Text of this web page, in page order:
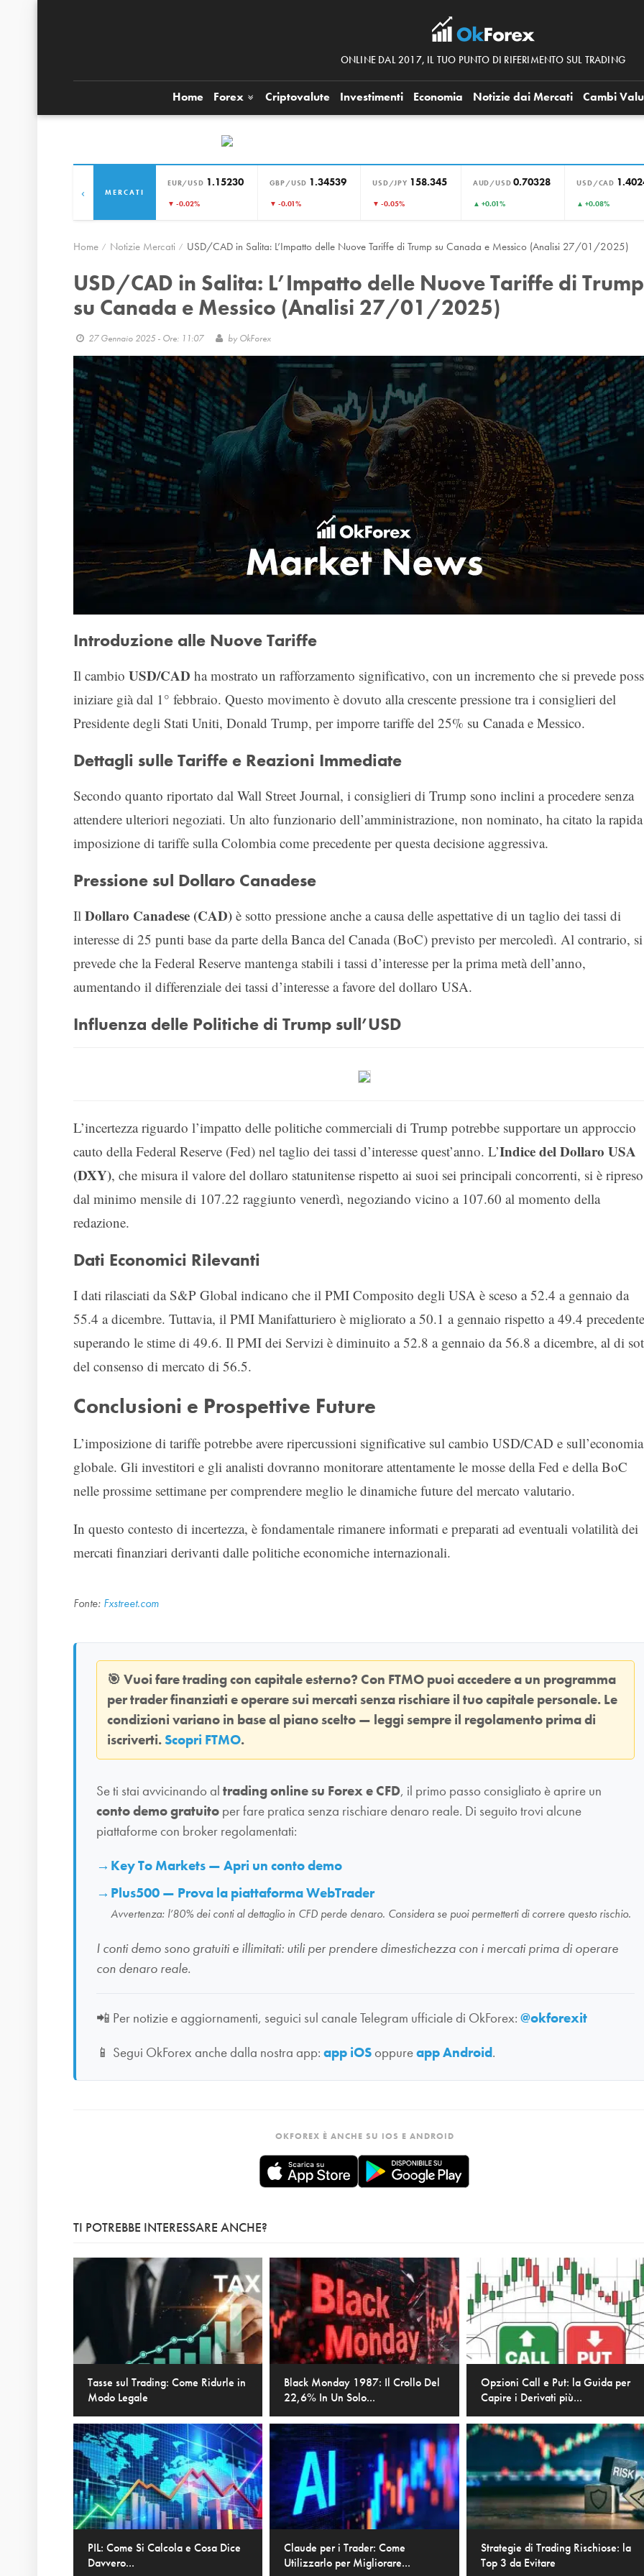
ONLINE DAL 2017, IL TUO PUNTO DI RIFERIMENTO SUL TRADING
Home Forex Criptovalute Investimenti Economia Notizie dai Mercati Cambi
MERCATI
EUR/USD 1.15230
▼ -0.02%
GBP/USD 1.34539
▼ -0.01%
USD/JPY 158.345
▼ -0.05%
AUD/USD 0.70328
▲ +0.01%
USD/CAD
▲ +0.08%
‹
Home Notizie Mercati USD/CAD in Salita: L’Impatto delle Nuove Tariffe di Trump su Canada e Messico (Analisi 27/01/2025)
USD/CAD in Salita: L’Impatto delle Nuove Tariffe di Trump
su Canada e Messico (Analisi 27/01/2025)
27 Gennaio 2025 - Ore: 11:07 by OkForex
Introduzione alle Nuove Tariffe
Il cambio USD/CAD ha mostrato un rafforzamento significativo, con un incremento che si prevede
iniziare già dal 1° febbraio. Questo movimento è dovuto alla crescente pressione tra i consiglieri del
Presidente degli Stati Uniti, Donald Trump, per imporre tariffe del 25% su Canada e Messico.
Dettagli sulle Tariffe e Reazioni Immediate
Secondo quanto riportato dal Wall Street Journal, i consiglieri di Trump sono inclini a procedere senza
attendere ulteriori negoziati. Un alto funzionario dell’amministrazione, non nominato, ha citato la rapida
imposizione di tariffe sulla Colombia come precedente per questa decisione aggressiva.
Pressione sul Dollaro Canadese
Il Dollaro Canadese (CAD) è sotto pressione anche a causa delle aspettative di un taglio dei tassi di
interesse di 25 punti base da parte della Banca del Canada (BoC) previsto per mercoledì. Al contrario, si
prevede che la Federal Reserve mantenga stabili i tassi d’interesse per la prima metà dell’anno,
aumentando il differenziale dei tassi d’interesse a favore del dollaro USA.
Influenza delle Politiche di Trump sull’USD
L’incertezza riguardo l’impatto delle politiche commerciali di Trump potrebbe supportare un approccio
cauto della Federal Reserve (Fed) nel taglio dei tassi d’interesse quest’anno. L’Indice del Dollaro USA
(DXY), che misura il valore del dollaro statunitense rispetto ai suoi sei principali concorrenti, si è ripreso
dal minimo mensile di 107.22 raggiunto venerdì, negoziando vicino a 107.60 al momento della
redazione.
Dati Economici Rilevanti
I dati rilasciati da S&P Global indicano che il PMI Composito degli USA è sceso a 52.4 a gennaio da
55.4 a dicembre. Tuttavia, il PMI Manifatturiero è migliorato a 50.1 a gennaio rispetto a 49.4
superando le stime di 49.6. Il PMI dei Servizi è diminuito a 52.8 a gennaio da 56.8 a dicembre, al di
del consenso di mercato di 56.5.
Conclusioni e Prospettive Future
L’imposizione di tariffe potrebbe avere ripercussioni significative sul cambio USD/CAD e sull’economia
globale. Gli investitori e gli analisti dovranno monitorare attentamente le mosse della Fed e della BoC
nelle prossime settimane per comprendere meglio le dinamiche future del mercato valutario.
In questo contesto di incertezza, è fondamentale rimanere informati e preparati ad eventuali volatilità dei
mercati finanziari derivanti dalle politiche economiche internazionali.
Fonte: Fxstreet.com
🎯 Vuoi fare trading con capitale esterno? Con FTMO puoi accedere a un programma
per trader finanziati e operare sui mercati senza rischiare il tuo capitale personale. Le
condizioni variano in base al piano scelto — leggi sempre il regolamento prima di
iscriverti. Scopri FTMO.
Se ti stai avvicinando al trading online su Forex e CFD, il primo passo consigliato è aprire un
conto demo gratuito per fare pratica senza rischiare denaro reale. Di seguito trovi alcune
piattaforme con broker regolamentati:
Key To Markets — Apri un conto demo
Plus500 — Prova la piattaforma WebTrader
Avvertenza: l’80% dei conti al dettaglio in CFD perde denaro. Considera se puoi permetterti di correre questo rischio.
I conti demo sono gratuiti e illimitati: utili per prendere dimestichezza con i mercati prima di operare
con denaro reale.
📲 Per notizie e aggiornamenti, seguici sul canale Telegram ufficiale di OkForex: @okforexit
📱 Segui OkForex anche dalla nostra app: app iOSoppureapp Android.
OKFOREX È ANCHE SU IOS E ANDROID
TI POTREBBE INTERESSARE ANCHE?
Tasse sul Trading: Come Ridurle in
Modo Legale
Black Monday 1987: Il Crollo Del
22,6% In Un Solo...
Opzioni Call e Put: la Guida per
Capire i Derivati più...
PIL: Come Si Calcola e Cosa Dice
Davvero...
Claude per i Trader: Come
Utilizzarlo per Migliorare...
Strategie di Trading Rischiose: la
Top 3 da Evitare